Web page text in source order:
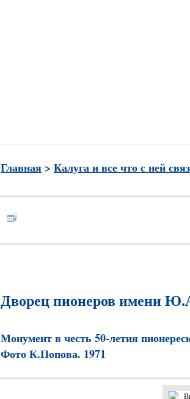
Главная > Калуга и все что с ней
Дворец пионеров имени
Монумент в честь 50-летия
Фото К.Попова. 1971